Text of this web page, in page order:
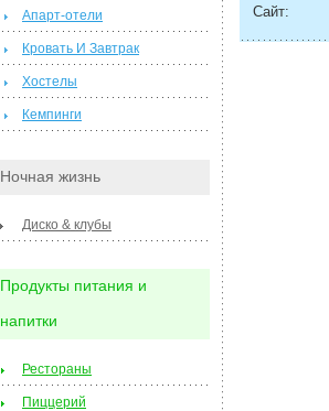
Сайт:
Апарт-отели
Кровать И Завтрак
Хостелы
Кемпинги
Ночная жизнь
Диско & клубы
Продукты питания и
напитки
Рестораны
Пиццерий